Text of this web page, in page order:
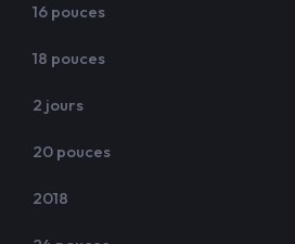
16 pouces
18 pouces
2 jours
20 pouces
2018